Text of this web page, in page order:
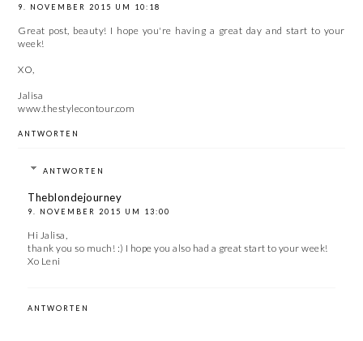
9. NOVEMBER 2015 UM 10:18
Great post, beauty! I hope you're having a great day and start to your
week!
XO,
Jalisa
www.thestylecontour.com
ANTWORTEN
ANTWORTEN
Theblondejourney
9. NOVEMBER 2015 UM 13:00
Hi Jalisa,
thank you so much! :) I hope you also had a great start to your week!
Xo Leni
ANTWORTEN